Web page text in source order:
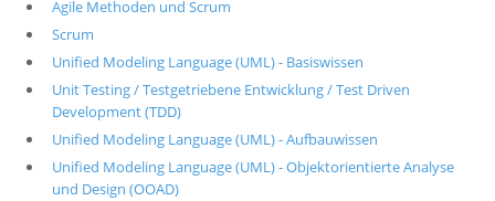
Agile Methoden und Scrum
Scrum
Unified Modeling Language (UML) - Basiswissen
Unit Testing / Testgetriebene Entwicklung / Test Driven
Development (TDD)
Unified Modeling Language (UML) - Aufbauwissen
Unified Modeling Language (UML) - Objektorientierte Analyse
und Design (OOAD)